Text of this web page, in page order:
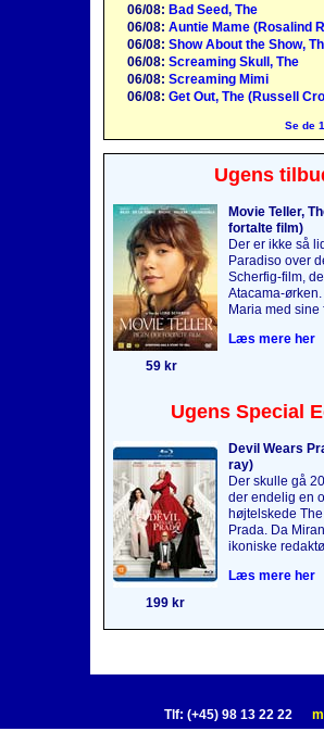
06/08: Bad Seed, The
06/08: Auntie Mame (Rosalind
06/08: Show About the Show,
06/08: Screaming Skull, The
06/08: Screaming Mimi
06/08: Get Out, The (Russell
Se de
Ugens
Movie Teller,
fortalte film)
Der er ikke så
Paradiso over
Scherfig-film,
Atacama-
Maria med
Læs mere her
59 kr
Ugens Special
Devil Wears
ray)
Der skulle gå
der endelig en
højtelskede
Prada. Da
ikoniske
Læs mere her
199 kr
Tlf: (+45) 98 13 22 22